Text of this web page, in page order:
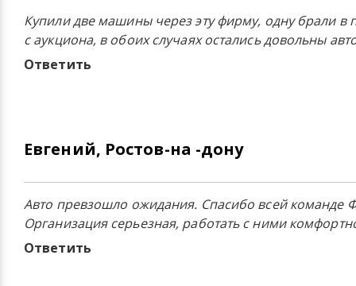
Купили две машины через эту фирму, одну брали в
с аукциона, в обоих случаях остались довольны
Ответить
Евгений, Ростов-на -дону
Авто превзошло ожидания. Спасибо всей команде
Организация серьезная, работать с ними
Ответить